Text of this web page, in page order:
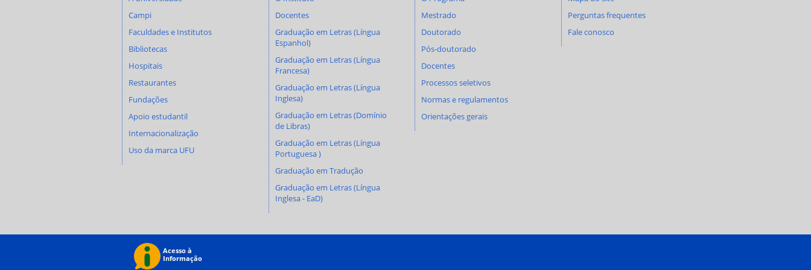
Campi
Faculdades e Institutos
Bibliotecas
Hospitais
Restaurantes
Fundações
Apoio estudantil
Internacionalização
Uso da marca UFU
Docentes
Graduação em Letras (Língua
Espanhol)
Graduação em Letras (Língua
Francesa)
Graduação em Letras (Língua
Inglesa)
Graduação em Letras (Domínio
de Libras)
Graduação em Letras (Língua
Portuguesa )
Graduação em Tradução
Graduação em Letras (Língua
Inglesa - EaD)
Mestrado
Doutorado
Pós-doutorado
Docentes
Processos seletivos
Normas e regulamentos
Orientações gerais
Perguntas frequentes
Fale conosco